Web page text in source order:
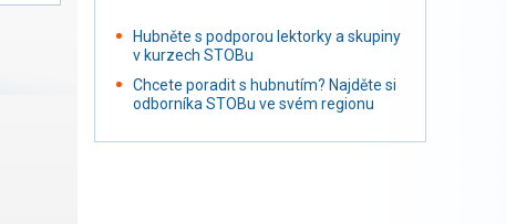
Hubněte s podporou lektorky a skupiny
v kurzech STOBu
Chcete poradit s hubnutím? Najděte si
odborníka STOBu ve svém regionu